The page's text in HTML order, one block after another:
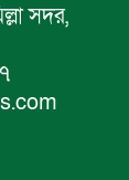
সদর,